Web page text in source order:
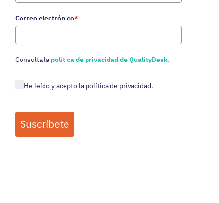
Correo electrónico*
Consulta la política de privacidad de QualityDesk.
He leído y acepto la política de privacidad.
Suscríbete